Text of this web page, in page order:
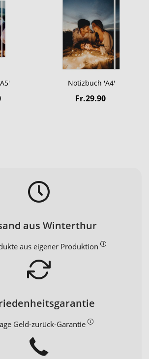
Notizbuch 'A4'
Fr.29.90
aus Winterthur
aus eigener Produktion
Geld-zurück-Garantie